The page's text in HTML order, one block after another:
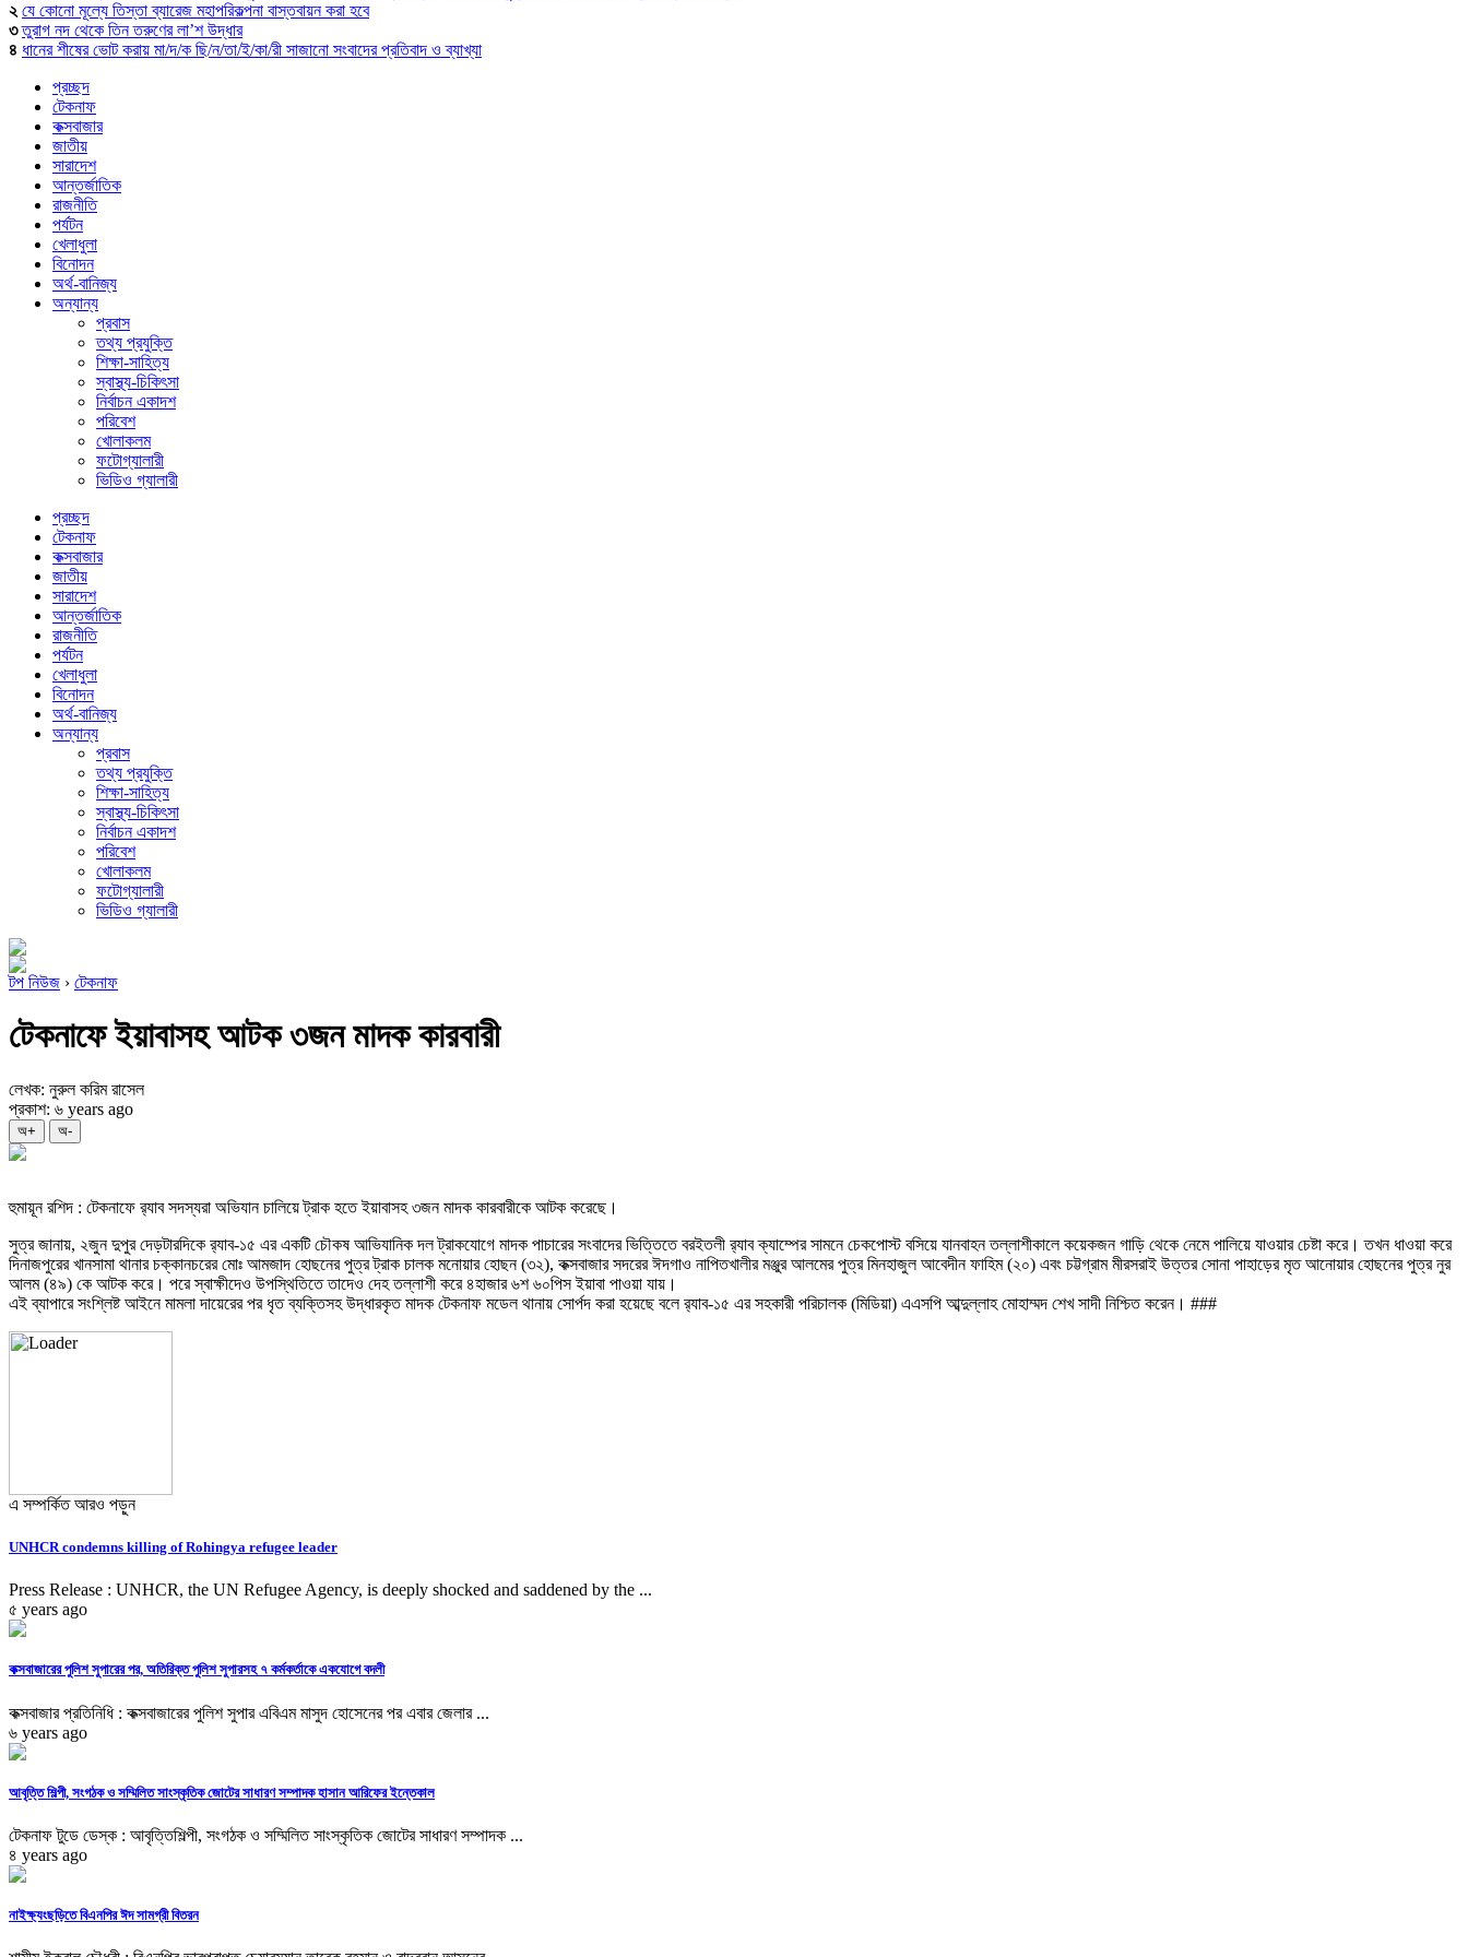
২ যে কোনো মূল্যে তিস্তা ব্যারেজ মহাপরিকল্পনা বাস্তবায়ন করা হবে
৩ তুরাগ নদ থেকে তিন তরুণের লা’শ উদ্ধার
৪ ধানের শীষের ভোট করায় মা/দ/ক ছি/ন/তা/ই/কা/রী সাজানো সংবাদের প্রতিবাদ ও ব্যাখ্যা
প্রচ্ছদ
টেকনাফ
কক্সবাজার
জাতীয়
সারাদেশ
আন্তর্জাতিক
রাজনীতি
পর্যটন
খেলাধুলা
বিনোদন
অর্থ-বানিজ্য
অন্যান্য
প্রবাস
তথ্য প্রযুক্তি
শিক্ষা-সাহিত্য
স্বাস্থ্য-চিকিৎসা
নির্বাচন একাদশ
পরিবেশ
খোলাকলম
ফটোগ্যালারী
ভিডিও গ্যালারী
প্রচ্ছদ
টেকনাফ
কক্সবাজার
জাতীয়
সারাদেশ
আন্তর্জাতিক
রাজনীতি
পর্যটন
খেলাধুলা
বিনোদন
অর্থ-বানিজ্য
অন্যান্য
প্রবাস
তথ্য প্রযুক্তি
শিক্ষা-সাহিত্য
স্বাস্থ্য-চিকিৎসা
নির্বাচন একাদশ
পরিবেশ
খোলাকলম
ফটোগ্যালারী
ভিডিও গ্যালারী
টপ নিউজ › টেকনাফ
টেকনাফে ইয়াবাসহ আটক ৩জন মাদক কারবারী
লেখক: নুরুল করিম রাসেল
প্রকাশ: ৬ years ago
অ+ অ-
হুমায়ূন রশিদ : টেকনাফে র‌্যাব সদস্যরা অভিযান চালিয়ে ট্রাক হতে ইয়াবাসহ ৩জন মাদক কারবারীকে আটক করেছে।
সুত্র জানায়, ২জুন দুপুর দেড়টারদিকে র‌্যাব-১৫ এর একটি চৌকষ আভিযানিক দল ট্রাকযোগে মাদক পাচারের সংবাদের ভিত্তিতে বরইতলী র‌্যাব ক্যাম্পের সামনে চেকপোস্ট বসিয়ে যানবাহন তল্লাশীকালে কয়েকজন গাড়ি থেকে নেমে পালিয়ে যাওয়ার চেষ্টা করে। তখন ধাওয়া করে
দিনাজপুরের খানসামা থানার চক্কানচরের মোঃ আমজাদ হোছনের পুত্র ট্রাক চালক মনোয়ার হোছন (৩২), কক্সবাজার সদরের ঈদগাও নাপিতখালীর মঞ্জুর আলমের পুত্র মিনহাজুল আবেদীন ফাহিম (২০) এবং চট্টগ্রাম মীরসরাই উত্তর সোনা পাহাড়ের মৃত আনোয়ার হোছনের পুত্র নুর
আলম (৪৯) কে আটক করে। পরে স্বাক্ষীদেও উপস্থিতিতে তাদেও দেহ তল্লাশী করে ৪হাজার ৬শ ৬০পিস ইয়াবা পাওয়া যায়।
এই ব্যাপারে সংশ্লিষ্ট আইনে মামলা দায়েরের পর ধৃত ব্যক্তিসহ উদ্ধারকৃত মাদক টেকনাফ মডেল থানায় সোর্পদ করা হয়েছে বলে র‌্যাব-১৫ এর সহকারী পরিচালক (মিডিয়া) এএসপি আব্দুল্লাহ মোহাম্মদ শেখ সাদী নিশ্চিত করেন। ###
এ সম্পর্কিত আরও পড়ুন
UNHCR condemns killing of Rohingya refugee leader
Press Release : UNHCR, the UN Refugee Agency, is deeply shocked and saddened by the ...
৫ years ago
কক্সবাজারের পুলিশ সুপারের পর, অতিরিক্ত পুলিশ সুপারসহ ৭ কর্মকর্তাকে একযোগে বদলী
কক্সবাজার প্রতিনিধি : কক্সবাজারের পুলিশ সুপার এবিএম মাসুদ হোসেনের পর এবার জেলার ...
৬ years ago
আবৃত্তি শিল্পী, সংগঠক ও সম্মিলিত সাংস্কৃতিক জোটের সাধারণ সম্পাদক হাসান আরিফের ইন্তেকাল
টেকনাফ টুডে ডেস্ক : আবৃত্তিশিল্পী, সংগঠক ও সম্মিলিত সাংস্কৃতিক জোটের সাধারণ সম্পাদক ...
৪ years ago
নাইক্ষ্যংছড়িতে বিএনপির ঈদ সামগ্রী বিতরন